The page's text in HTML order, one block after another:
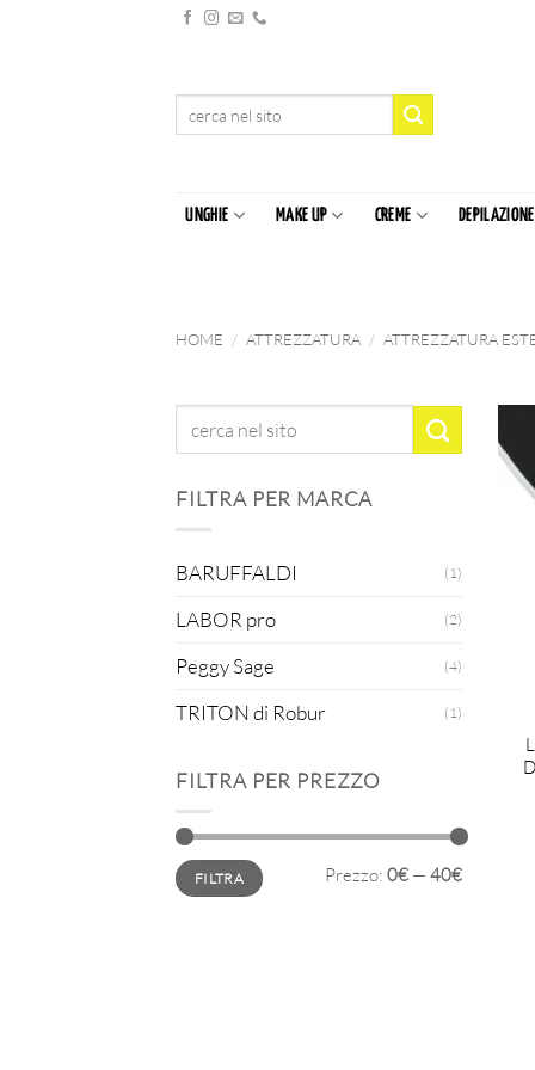
UNGHIE MAKE UP CREME DEPILAZIONE
HOME / ATTREZZATURA / ATTREZZATURA
FILTRA PER MARCA
BARUFFALDI (1)
LABOR pro (2)
Peggy Sage (4)
TRITON di Robur (1)
FILTRA PER PREZZO
Prezzo
Min
Prezzo
MaxFILTRA Prezzo: 0€ — 40€